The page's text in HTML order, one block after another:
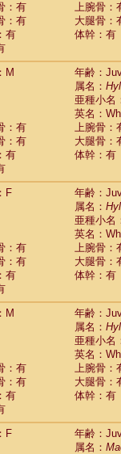
：有
上腕骨：
：有
大腿骨：
有
体幹：有
M
年齢：
属名：
亜種小名
英名：
：有
上腕骨：
：有
大腿骨：
有
体幹：有
F
年齢：
属名：
亜種小名
英名：
：有
上腕骨：
：有
大腿骨：
有
体幹：有
M
年齢：
属名：
亜種小名
英名：
：有
上腕骨：
：有
大腿骨：
有
体幹：有
F
年齢：
属名：